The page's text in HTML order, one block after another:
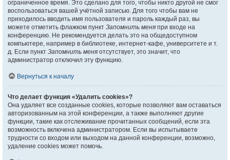
ограниченное время. Это сделано для того, чтобы никто другой не смог
воспользоваться вашей учётной записью. Для того чтобы вам не
приходилось вводить имя пользователя и пароль каждый раз, вы
можете отметить флажком пункт Запомнить меня при входе на
конференцию. Не рекомендуется делать это на общедоступном
компьютере, например в библиотеке, интернет-кафе, университете и т.
д. Если пункт Запомнить меня отсутствует, это значит, что
администратор отключил эту функцию.
Вернуться к началу
Что делает функция «Удалить cookies»?
Она удаляет все созданные cookies, которые позволяют вам оставаться
авторизованным на этой конференции, а также выполняют другие
функции, такие как отслеживание прочитанных сообщений, если эта
возможность включена администратором. Если вы испытываете
трудности со входом или выходом на данной конференции, возможно,
удаление cookies может помочь.